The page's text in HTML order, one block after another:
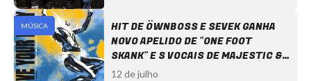
MÚSICA
HIT DE ÖWNBOSS E SEVEK GANHA
NOVO APELIDO DE "ONE FOOT
SKANK" E S VOCAIS DE MAJESTIC &
LOCAL
12 de julho